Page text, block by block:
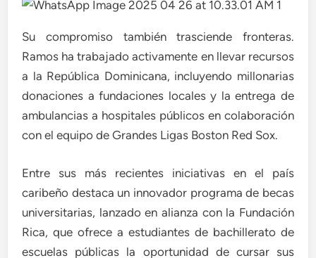
Su compromiso también trasciende fronteras.
Ramos ha trabajado activamente en llevar recursos
a la República Dominicana, incluyendo millonarias
donaciones a fundaciones locales y la entrega de
ambulancias a hospitales públicos en colaboración
con el equipo de Grandes Ligas Boston Red Sox.
Entre sus más recientes iniciativas en el país
caribeño destaca un innovador programa de becas
universitarias, lanzado en alianza con la Fundación
Rica, que ofrece a estudiantes de bachillerato de
escuelas públicas la oportunidad de cursar sus